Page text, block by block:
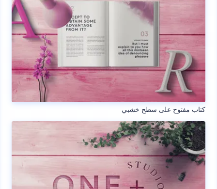
كتاب مفتوح على سطح خشبي